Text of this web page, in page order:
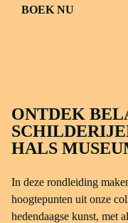
BOEK NU
ONTDEK
HALS
In deze rondleiding
hoogtepunten uit onze
hedendaagse kunst, met